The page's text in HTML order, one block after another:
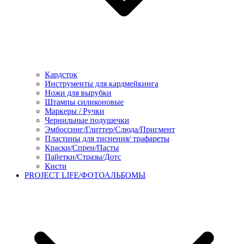
Кардсток
Инструменты для кардмейкинга
Ножи для вырубки
Штампы силиконовые
Маркеры / Ручки
Чернильные подушечки
Эмбоссинг/Глиттер/Слюда/Пригмент
Пластины для тиснения/ трафареты
Краски/Спреи/Пасты
Пайетки/Стразы/Дотс
Кисти
PROJECT LIFE/ФОТОАЛЬБОМЫ